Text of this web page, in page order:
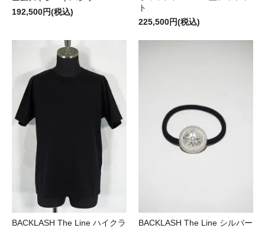
192,500円(税込)
ト
225,500円(税込)
BACKLASH The Line ハイクラ
BACKLASH The Line シルバー